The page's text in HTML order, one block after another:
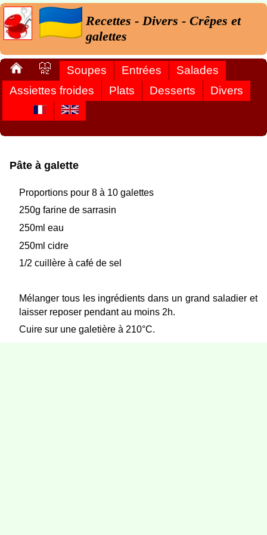
Recettes - Divers - Crêpes et
galettes
Soupes Entrées
Salades
Assiettes froides
Plats Desserts Divers
Pâte à galette
Proportions pour 8 à 10 galettes
250g farine de sarrasin
250ml eau
250ml cidre
1/2 cuillère à café de sel
Mélanger tous les ingrédients dans un grand saladier et
laisser reposer pendant au moins 2h.
Cuire sur une galetière à 210°C.